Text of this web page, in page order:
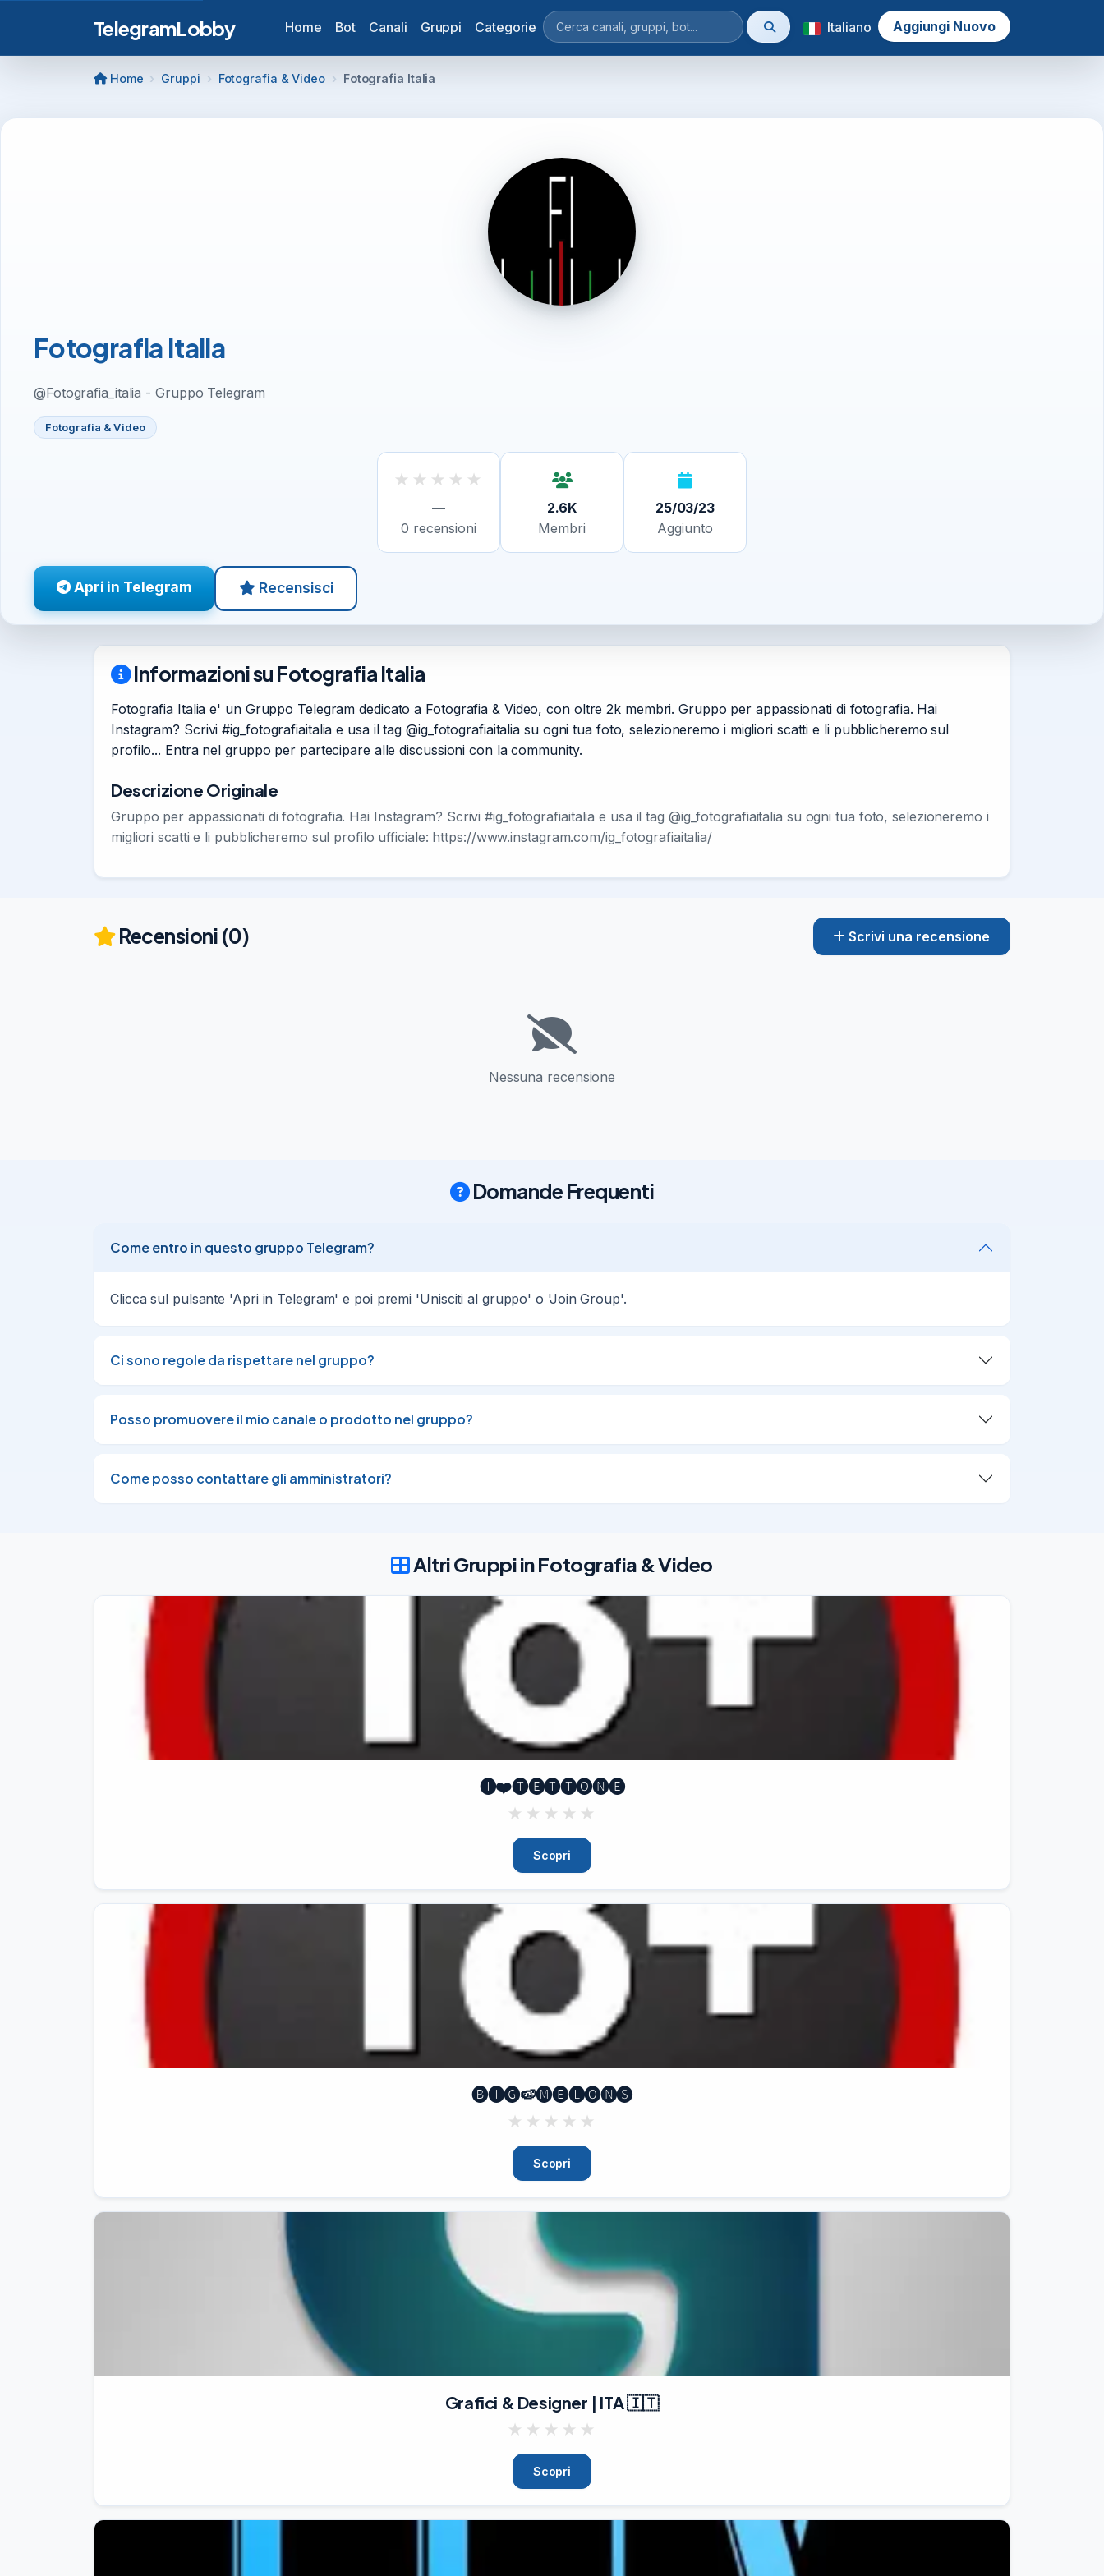
TelegramLobby Home Bot Canali Gruppi Categorie Italiano Aggiungi Nuovo
Home Gruppi Fotografia & Video Fotografia Italia
Fotografia Italia
@Fotografia_italia - Gruppo Telegram
Fotografia & Video
★ ★ ★ ★ ★
—
0 recensioni
2.6K
Membri
25/03/23
Aggiunto
Apri in Telegram Recensisci
Informazioni su Fotografia Italia
Fotografia Italia e' un Gruppo Telegram dedicato a Fotografia & Video, con oltre 2k membri. Gruppo per appassionati di fotografia. Hai
Instagram? Scrivi #ig_fotografiaitalia e usa il tag @ig_fotografiaitalia su ogni tua foto, selezioneremo i migliori scatti e li pubblicheremo sul
profilo... Entra nel gruppo per partecipare alle discussioni con la community.
Descrizione Originale
Gruppo per appassionati di fotografia. Hai Instagram? Scrivi #ig_fotografiaitalia e usa il tag @ig_fotografiaitalia su ogni tua foto, selezioneremo i
migliori scatti e li pubblicheremo sul profilo ufficiale: https://www.instagram.com/ig_fotografiaitalia/
Recensioni (0) Scrivi una recensione
Nessuna recensione
Domande Frequenti
Come entro in questo gruppo Telegram?
Clicca sul pulsante 'Apri in Telegram' e poi premi 'Unisciti al gruppo' o 'Join Group'.
Ci sono regole da rispettare nel gruppo?
Posso promuovere il mio canale o prodotto nel gruppo?
Come posso contattare gli amministratori?
Altri Gruppi in Fotografia & Video
🅘❤️🅣🅔🅣🅣🅞🅝🅔
★ ★ ★ ★ ★
Scopri
🅑🅘🅖🍉🅜🅔🅛🅞🅝🅢
★ ★ ★ ★ ★
Scopri
Grafici & Designer | ITA 🇮🇹
★ ★ ★ ★ ★
Scopri